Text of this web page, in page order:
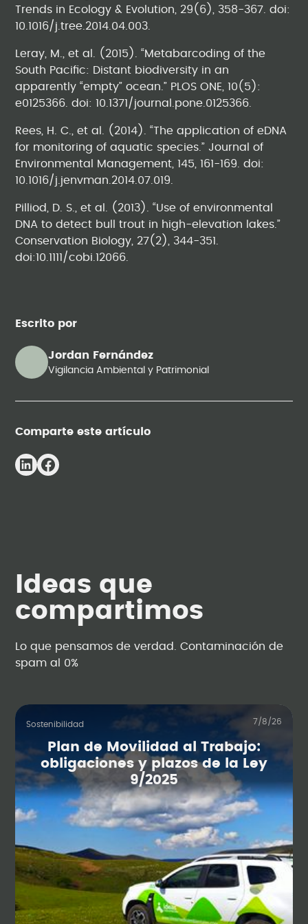
Escrito por
Jordan Fernández
Vigilancia Ambiental y Patrimonial
Comparte este artículo
Trends in Ecology & Evolution, 29(6), 358-367. doi:
10.1016/j.tree.2014.04.003.
Leray, M., et al. (2015). “Metabarcoding of the
South Pacific: Distant biodiversity in an
apparently “empty” ocean.” PLOS ONE, 10(5):
e0125366. doi: 10.1371/journal.pone.0125366.
Rees, H. C., et al. (2014). “The application of eDNA
for monitoring of aquatic species.” Journal of
Environmental Management, 145, 161-169. doi:
10.1016/j.jenvman.2014.07.019.
Pilliod, D. S., et al. (2013). “Use of environmental
DNA to detect bull trout in high-elevation lakes.”
Conservation Biology, 27(2), 344-351.
doi:10.1111/cobi.12066.
Ideas que
compartimos
Lo que pensamos de verdad. Contaminación de
spam al 0%
Sostenibilidad 7/8/26
Plan de Movilidad al Trabajo:
obligaciones y plazos de la Ley
9/2025